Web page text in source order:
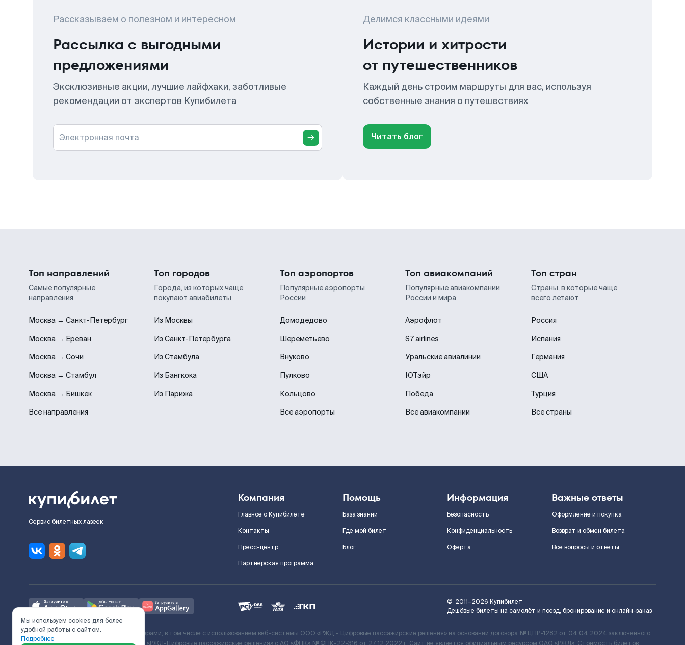
Рассказываем о полезном и интересном
Рассылка с выгодными
предложениями
Эксклюзивные акции, лучшие лайфхаки, заботливые
рекомендации от экспертов Купибилета
Электронная почта
Делимся классными идеями
Истории и хитрости
от путешественников
Каждый день строим маршруты для вас, используя
собственные знания о путешествиях
Читать блог
Топ направлений
Самые популярные
направления
Москва → Санкт-Петербург
Москва → Ереван
Москва → Сочи
Москва → Стамбул
Москва → Бишкек
Все направления
Топ городов
Города, из которых чаще
покупают авиабилеты
Из Москвы
Из Санкт-Петербурга
Из Стамбула
Из Бангкока
Из Парижа
Топ аэропортов
Популярные аэропорты
России
Домодедово
Шереметьево
Внуково
Пулково
Кольцово
Все аэропорты
Топ авиакомпаний
Популярные авиакомпании
России и мира
Аэрофлот
S7 airlines
Уральские авиалинии
ЮТэйр
Победа
Все авиакомпании
Топ стран
Страны, в которые чаще
всего летают
Россия
Испания
Германия
США
Турция
Все страны
Сервис билетных лазеек
Компания
Главное о Купибилете
Контакты
Пресс-центр
Партнерская программа
Помощь
База знаний
Где мой билет
Блог
Информация
Безопасность
Конфиденциальность
Оферта
Важные ответы
Оформление и покупка
Возврат и обмен билета
Все вопросы и ответы
© 2011–2026 Купибилет
Дешёвые билеты на самолёт и поезд, бронирование и онлайн-заказ
Ж/Д билеты предоставляются партнёрами, в том числе с использованием веб-системы ООО «РЖД – Цифровые пассажирские решения» на основании договора № ЦПР-1282 от 04.04.2024 заключенного
Мы используем cookies для более
удобной работы с сайтом.
Подробнее